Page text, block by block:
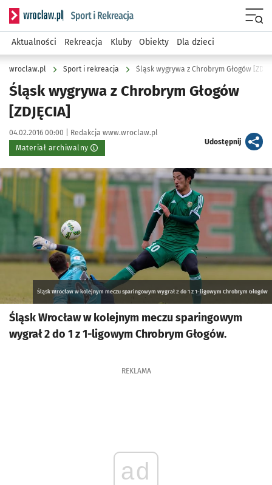
Serwis informacyjny wroclaw.pl podserwis: Sport i rekreacja
Aktualności Rekreacja Kluby Obiekty Dla dzieci
wroclaw.pl Sport i rekreacja Śląsk wygrywa z Chrobrym Głogów
Śląsk wygrywa z Chrobrym Głogów
[ZDJĘCIA]
Data publikacji:
04.02.2016 00:00 | Autor:
Redakcja www.wroclaw.pl
Materiał archiwalny
Udostępnijartykuł
Kliknij, aby powiększyć
Śląsk Wrocław w kolejnym meczu sparingowym wygrał 2 do 1 z 1-ligowym Chrobrym Głogów
Śląsk Wrocław w kolejnym meczu sparingowym
wygrał 2 do 1 z 1-ligowym Chrobrym Głogów.
REKLAMA
ad